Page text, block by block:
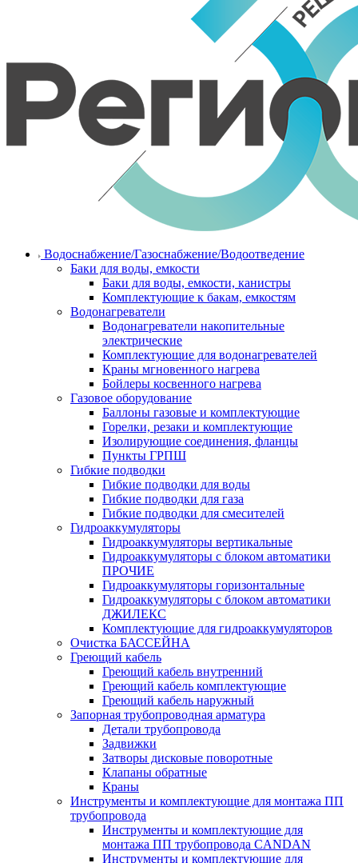
Водоснабжение/Газоснабжение/Водоотведение
Баки для воды, емкости
Баки для воды, емкости, канистры
Комплектующие к бакам, емкостям
Водонагреватели
Водонагреватели накопительные
электрические
Комплектующие для водонагревателей
Краны мгновенного нагрева
Бойлеры косвенного нагрева
Газовое оборудование
Баллоны газовые и комплектующие
Горелки, резаки и комплектующие
Изолирующие соединения, фланцы
Пункты ГРПШ
Гибкие подводки
Гибкие подводки для воды
Гибкие подводки для газа
Гибкие подводки для смесителей
Гидроаккумуляторы
Гидроаккумуляторы вертикальные
Гидроаккумуляторы с блоком автоматики
ПРОЧИЕ
Гидроаккумуляторы горизонтальные
Гидроаккумуляторы с блоком автоматики
ДЖИЛЕКС
Комплектующие для гидроаккумуляторов
Очистка БАССЕЙНА
Греющий кабель
Греющий кабель внутренний
Греющий кабель комплектующие
Греющий кабель наружный
Запорная трубопроводная арматура
Детали трубопровода
Задвижки
Затворы дисковые поворотные
Клапаны обратные
Краны
Инструменты и комплектующие для монтажа ПП
трубопровода
Инструменты и комплектующие для
монтажа ПП трубопровода CANDAN
Инструменты и комплектующие для